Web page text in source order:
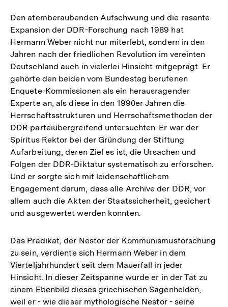
Den atemberaubenden Aufschwung und die rasante
Expansion der DDR-Forschung nach 1989 hat
Hermann Weber nicht nur miterlebt, sondern in den
Jahren nach der friedlichen Revolution im vereinten
Deutschland auch in vielerlei Hinsicht mitgeprägt. Er
gehörte den beiden vom Bundestag berufenen
Enquete-Kommissionen als ein herausragender
Experte an, als diese in den 1990er Jahren die
Herrschaftsstrukturen und Herrschaftsmethoden der
DDR parteiübergreifend untersuchten. Er war der
Spiritus Rektor bei der Gründung der Stiftung
Aufarbeitung, deren Ziel es ist, die Ursachen und
Folgen der DDR-Diktatur systematisch zu erforschen.
Und er sorgte sich mit leidenschaftlichem
Engagement darum, dass alle Archive der DDR, vor
allem auch die Akten der Staatssicherheit, gesichert
und ausgewertet werden konnten.
Das Prädikat, der Nestor der Kommunismusforschung
zu sein, verdiente sich Hermann Weber in dem
Vierteljahrhundert seit dem Mauerfall in jeder
Hinsicht. In dieser Zeitspanne wurde er in der Tat zu
einem Ebenbild dieses griechischen Sagenhelden,
weil er - wie dieser mythologische Nestor - seine